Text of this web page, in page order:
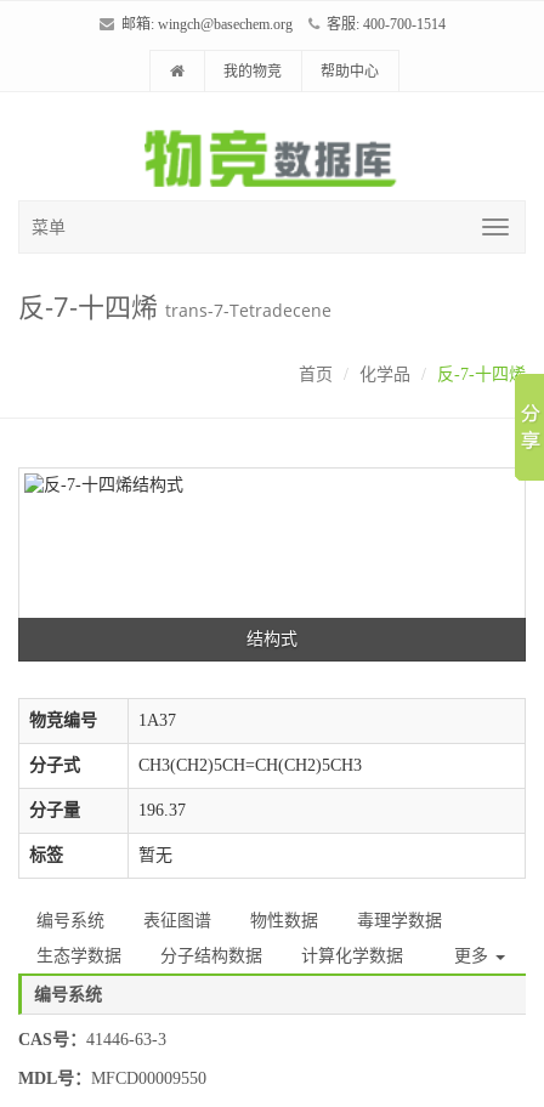
邮箱: wingch@basechem.org 客服: 400-700-1514
我的物竞 帮助中心
菜单
反-7-十四烯 trans-7-Tetradecene
首页 化学品 反-7-十四烯
结构式
物竞编号 1A37
分子式 CH3(CH2)5CH=CH(CH2)5CH3
分子量 196.37
标签 暂无
编号系统 表征图谱 物性数据
毒理学数据
生态学数据
分子结构数据 计算化学数据 更多
编号系统
CAS号： 41446-63-3
MDL号： MFCD00009550